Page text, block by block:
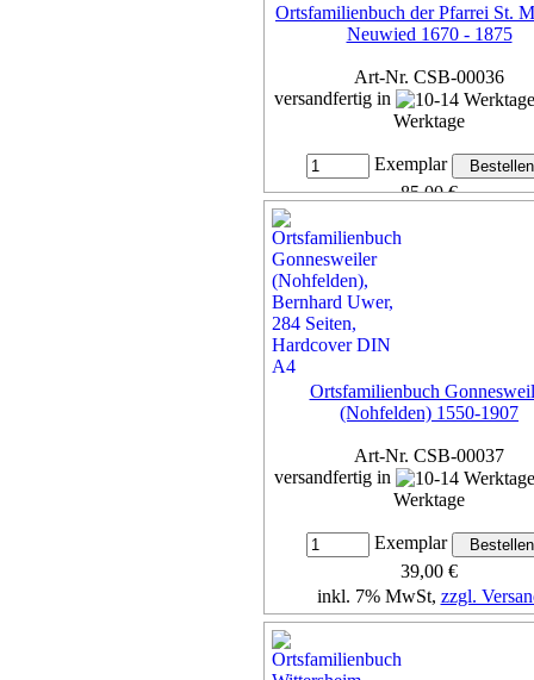
Ortsfamilienbuch der Pfarrei St.
Neuwied 1670 - 1875
Art-Nr. CSB-00036
versandfertig in
Werktage
Exemplar
85,00 €
Ortsfamilienbuch
(Nohfelden) 1550-1907
Art-Nr. CSB-00037
versandfertig in
Werktage
Exemplar
39,00 €
inkl. 7% MwSt, zzgl.